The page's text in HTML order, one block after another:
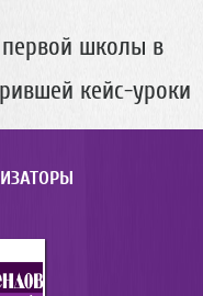
школы в
кейс-уроки